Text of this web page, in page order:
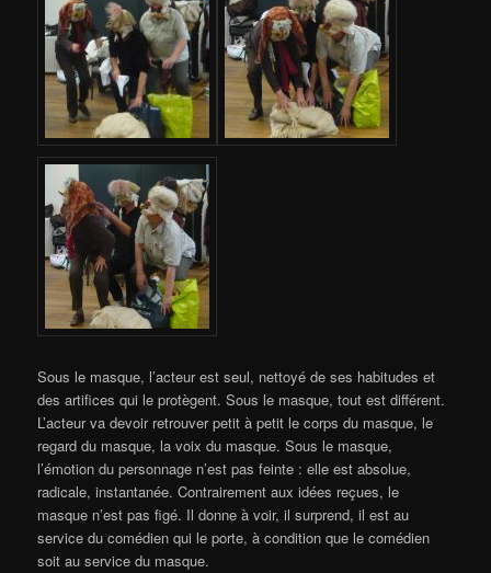
Sous le masque, l’acteur est seul, nettoyé de ses habitudes et
des artifices qui le protègent. Sous le masque, tout est différent.
L’acteur va devoir retrouver petit à petit le corps du masque, le
regard du masque, la voix du masque. Sous le masque,
l’émotion du personnage n’est pas feinte : elle est absolue,
radicale, instantanée. Contrairement aux idées reçues, le
masque n’est pas figé. Il donne à voir, il surprend, il est au
service du comédien qui le porte, à condition que le comédien
soit au service du masque.